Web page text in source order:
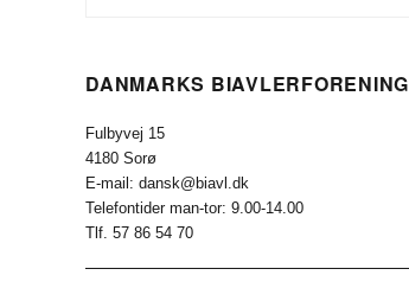
DANMARKS BIAVLERFORENING
Fulbyvej 15
4180 Sorø
E-mail: dansk@biavl.dk
Telefontider man-tor: 9.00-14.00
Tlf. 57 86 54 70